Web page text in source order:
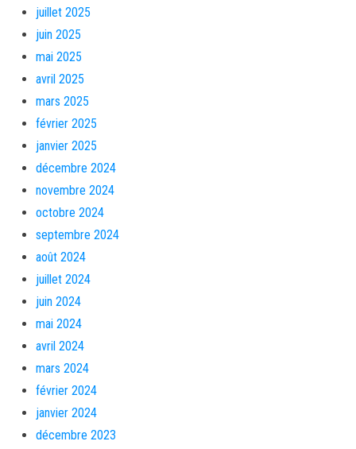
juillet 2025
juin 2025
mai 2025
avril 2025
mars 2025
février 2025
janvier 2025
décembre 2024
novembre 2024
octobre 2024
septembre 2024
août 2024
juillet 2024
juin 2024
mai 2024
avril 2024
mars 2024
février 2024
janvier 2024
décembre 2023